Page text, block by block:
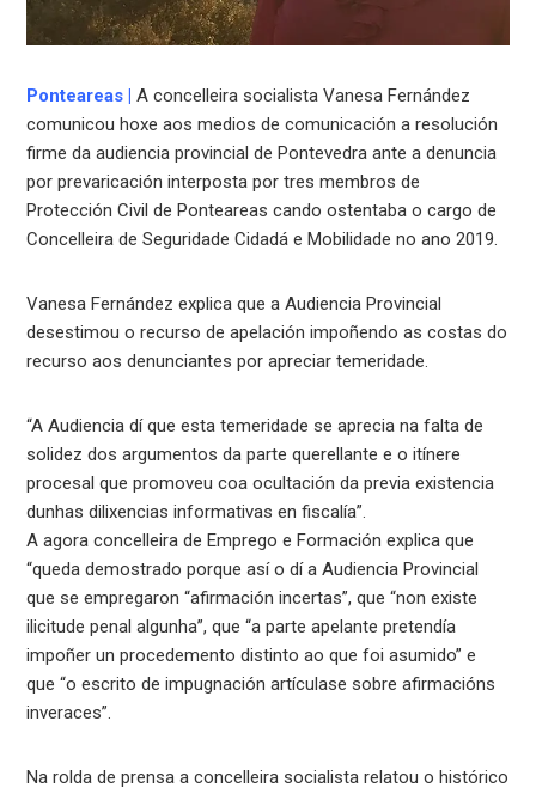
Ponteareas | A concelleira socialista Vanesa Fernández
comunicou hoxe aos medios de comunicación a resolución
firme da audiencia provincial de Pontevedra ante a denuncia
por prevaricación interposta por tres membros de
Protección Civil de Ponteareas cando ostentaba o cargo de
Concelleira de Seguridade Cidadá e Mobilidade no ano 2019.
Vanesa Fernández explica que a Audiencia Provincial
desestimou o recurso de apelación impoñendo as costas do
recurso aos denunciantes por apreciar temeridade.
“A Audiencia dí que esta temeridade se aprecia na falta de
solidez dos argumentos da parte querellante e o itínere
procesal que promoveu coa ocultación da previa existencia
dunhas dilixencias informativas en fiscalía”.
A agora concelleira de Emprego e Formación explica que
“queda demostrado porque así o dí a Audiencia Provincial
que se empregaron “afirmación incertas”, que “non existe
ilicitude penal algunha”, que “a parte apelante pretendía
impoñer un procedemento distinto ao que foi asumido” e
que “o escrito de impugnación artículase sobre afirmacións
inveraces”.
Na rolda de prensa a concelleira socialista relatou o histórico